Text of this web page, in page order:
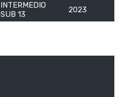
INTERMEDIO
SUB 13
2023